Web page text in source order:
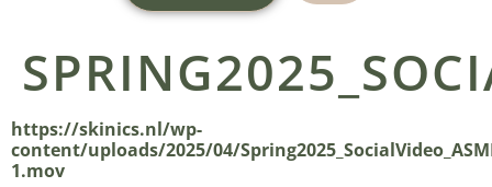
https://skinics.nl/wp-
content/uploads/2025/04/
1.mov